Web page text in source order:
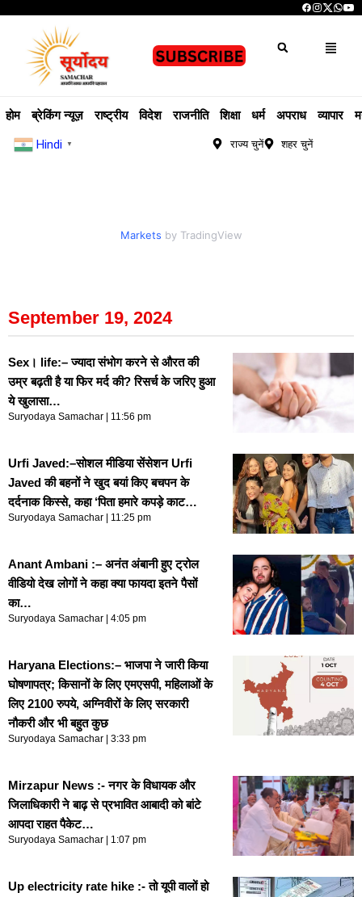
होम ब्रेकिंग न्यूज़ राष्ट्रीय विदेश राजनीति शिक्षा धर्म अपराध व्यापार
Hindi ▼ राज्य चुनें शहर चुनें
Markets by TradingView
September 19, 2024
Sex। life:– ज्यादा संभोग करने से औरत की
उम्र बढ़ती है या फिर मर्द की? रिसर्च के जरिए हुआ
ये खुलासा…
Suryodaya Samachar 11:56 pm
Urfi Javed:–सोशल मीडिया सेंसेशन Urfi
Javed की बहनों ने खुद बयां किए बचपन के
दर्दनाक किस्से, कहा ‘पिता हमारे कपड़े काट…
Suryodaya Samachar 11:25 pm
Anant Ambani :– अनंत अंबानी हुए ट्रोल
वीडियो देख लोगों ने कहा क्या फायदा इतने पैसों
का…
Suryodaya Samachar 4:05 pm
Haryana Elections:– भाजपा ने जारी किया
घोषणापत्र; किसानों के लिए एमएसपी, महिलाओं के
लिए 2100 रुपये, अग्निवीरों के लिए सरकारी
नौकरी और भी बहुत कुछ
Suryodaya Samachar 3:33 pm
Mirzapur News :- नगर के विधायक और
जिलाधिकारी ने बाढ़ से प्रभावित आबादी को बांटे
आपदा राहत पैकेट…
Suryodaya Samachar 1:07 pm
Up electricity rate hike :- तो यूपी वालों हो